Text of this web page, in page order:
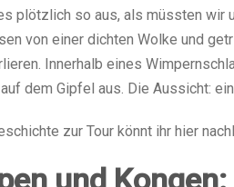
plötzlich so aus, als müssten wir
von einer dichten Wolke und
Innerhalb eines
dem Gipfel aus. Die Aussicht:
zur Tour könnt ihr hier
und